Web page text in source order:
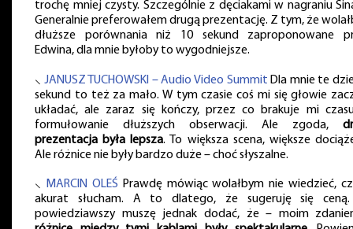
trochę mniej czysty. Szczególnie z dęciakami w nagraniu
Generalnie preferowałem drugą prezentację. Z tym, że
dłuższe porównania niż 10 sekund zaproponowane
Edwina, dla mnie byłoby to wygodniejsze.
⸜ JANUSZ TUCHOWSKI – Audio Video Summit Dla mnie te
sekund to też za mało. W tym czasie coś mi się głowie
układać, ale zaraz się kończy, przez co brakuje mi
formułowanie dłuższych obserwacji. Ale zgoda,
prezentacja była lepsza. To większa scena, większe
Ale różnice nie były bardzo duże – choć słyszalne.
⸜ MARCIN OLEŚ Prawdę mówiąc wolałbym nie wiedzieć,
akurat słucham. A to dlatego, że sugeruję się
powiedziawszy muszę jednak dodać, że – moim